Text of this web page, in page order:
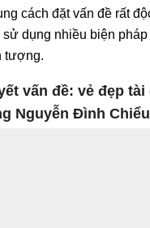
cách đặt vấn đề rất
sử dụng nhiều biện
tượng.
vấn đề: vẻ đẹp
Nguyễn Đình